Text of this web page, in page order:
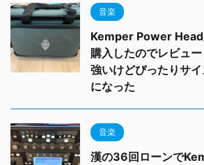
音楽
Kemper Power Head
購入したのでレビュ
強いけどぴったりサ
になった
音楽
漢の36回ローンで